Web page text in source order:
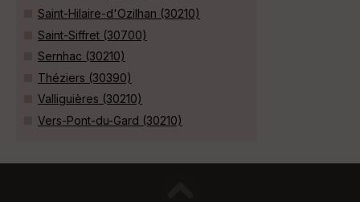
Saint-Hilaire-d'Ozilhan (30210)
Saint-Siffret (30700)
Sernhac (30210)
Théziers (30390)
Valliguières (30210)
Vers-Pont-du-Gard (30210)